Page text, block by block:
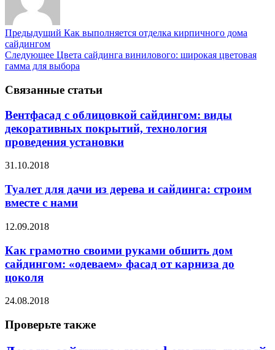
Предыдущий Как выполняется отделка кирпичного дома
сайдингом
Следующее Цвета сайдинга винилового: широкая цветовая
гамма для выбора
Связанные статьи
Вентфасад с облицовкой сайдингом: виды
декоративных покрытий, технология
проведения установки
31.10.2018
Туалет для дачи из дерева и сайдинга: строим
вместе с нами
12.09.2018
Как грамотно своими руками обшить дом
сайдингом: «одеваем» фасад от карниза до
цоколя
24.08.2018
Проверьте также